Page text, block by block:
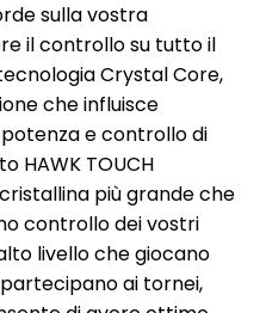
sulla vostra
il controllo su tutto il
Crystal Core,
che influisce
potenza e controllo di
HAWK TOUCH
più grande che
controllo dei vostri
livello che giocano
ai tornei,